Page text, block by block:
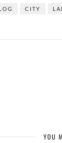
CITY
YOU